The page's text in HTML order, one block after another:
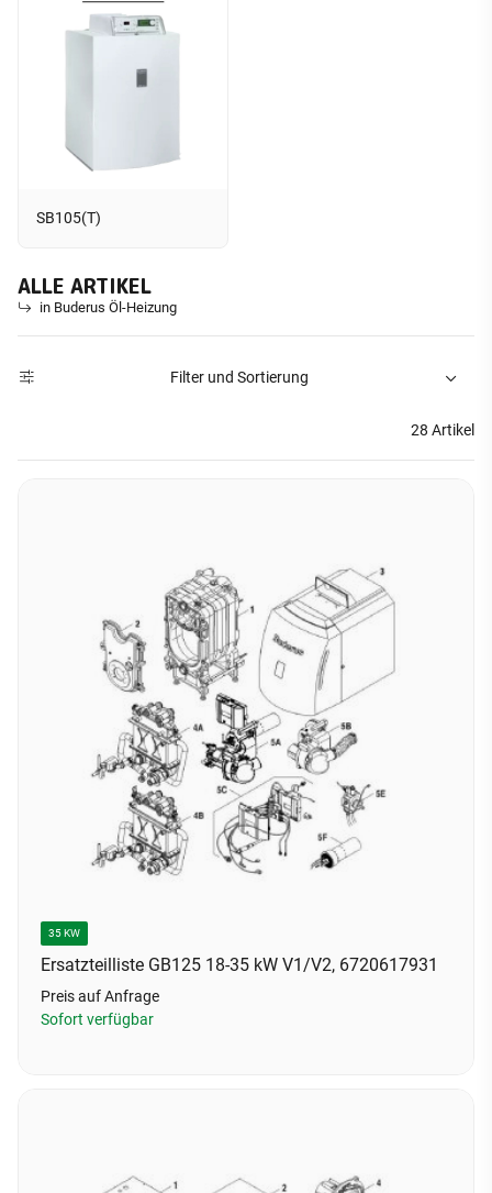
SB105(T)
ALLE ARTIKEL
in Buderus Öl-Heizung
Filter und Sortierung
28 Artikel
35 KW
Ersatzteilliste GB125 18-35 kW V1/V2, 6720617931
Preis auf Anfrage
Sofort verfügbar